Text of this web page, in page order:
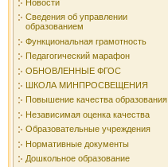
Новости
Сведения об управлении
образованием
Функциональная грамотность
Педагогический марафон
ОБНОВЛЕННЫЕ ФГОС
ШКОЛА МИНПРОСВЕЩЕНИЯ
Повышение качества образования
Независимая оценка качества
Образовательные учреждения
Нормативные документы
Дошкольное образование